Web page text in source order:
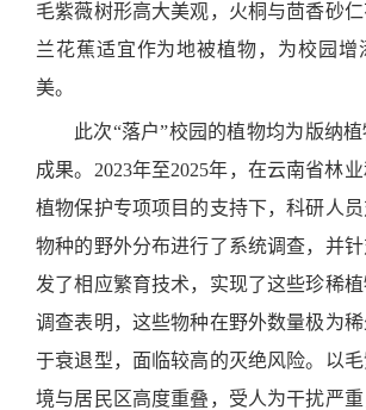
毛紫薇树形高大美观，火桐与茴香砂
兰花蕉适宜作为地被植物，为校园增
美。
此次“落户”校园的植物均为版纳
成果。2023年至2025年，在云南省林
植物保护专项项目的支持下，科研人
物种的野外分布进行了系统调查，并
发了相应繁育技术，实现了这些珍稀植
调查表明，这些物种在野外数量极为
于衰退型，面临较高的灭绝风险。以
境与居民区高度重叠，受人为干扰严